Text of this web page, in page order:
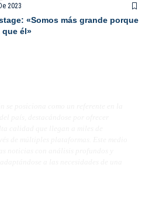
2023
«Somos más grande porque
que él»